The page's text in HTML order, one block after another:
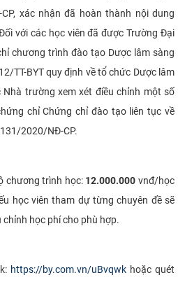
xác nhận đã hoàn thành nội dung
với các học viên đã được Trường Đại
chương trình đào tạo Dược lâm sàng
TT-BYT quy định về tổ chức Dược lâm
trường xem xét điều chỉnh một số
chỉ Chứng chỉ đào tạo liên tục về
2020/NĐ-CP.
chương trình học: 12.000.000 vnđ/học
học viên tham dự từng chuyên đề sẽ
học phí cho phù hợp.
https://by.com.vn/uBvqwkhoặc quét